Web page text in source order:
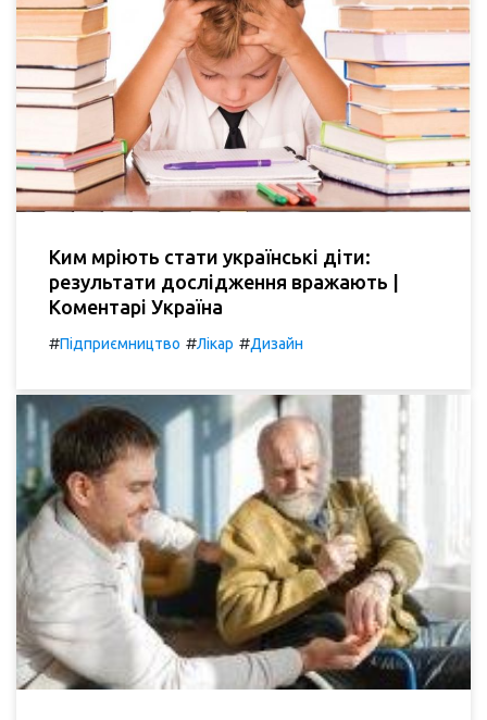
Ким мріють стати українські діти:
результати дослідження вражають |
Коментарі Україна
#Підприємництво #Лікар #Дизайн